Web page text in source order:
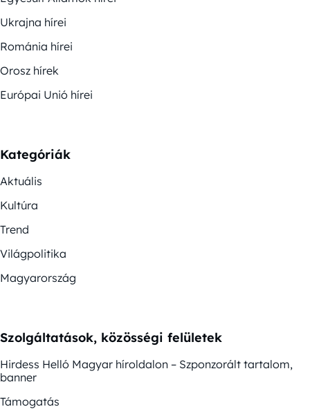
Ukrajna hírei
Románia hírei
Orosz hírek
Európai Unió hírei
Kategóriák
Aktuális
Kultúra
Trend
Világpolitika
Magyarország
Szolgáltatások, közösségi felületek
Hirdess Helló Magyar híroldalon – Szponzorált tartalom,
banner
Támogatás